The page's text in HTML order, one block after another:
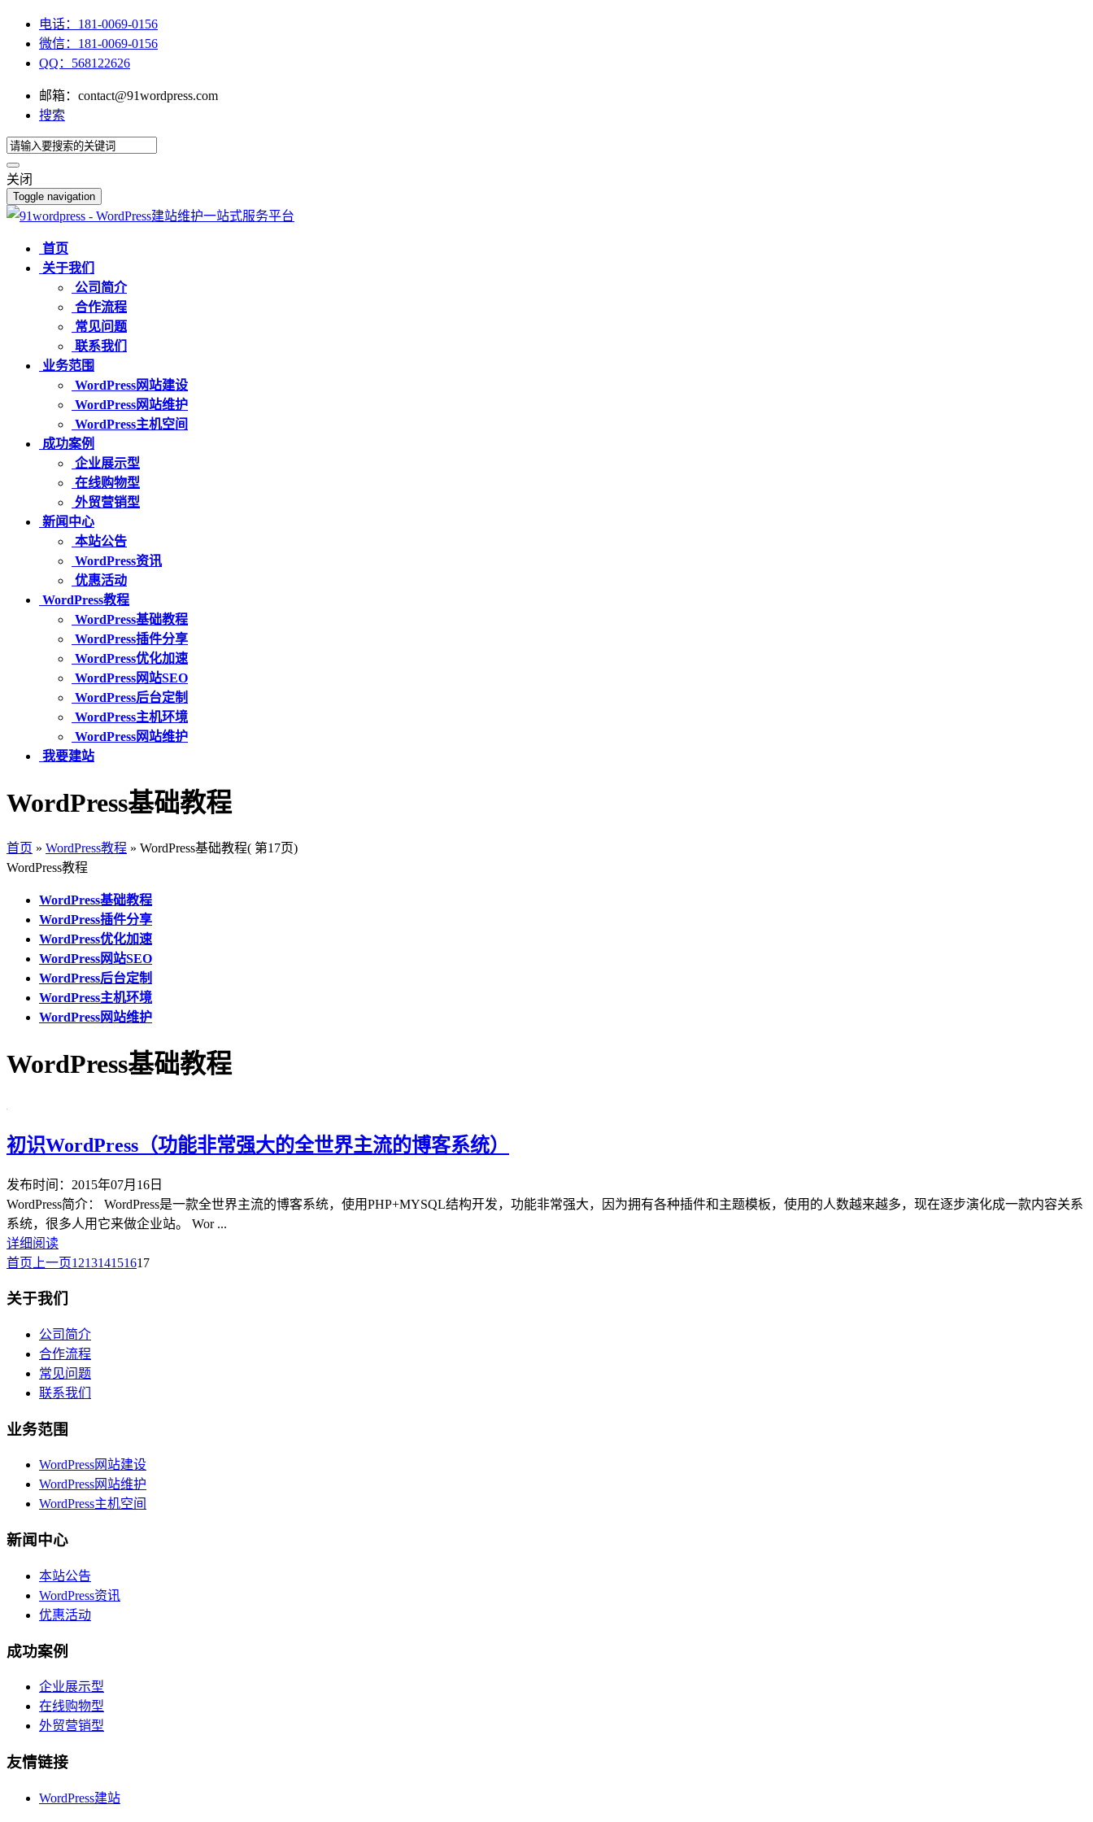
电话：181-0069-0156
微信：181-0069-0156
QQ：568122626
邮箱：contact@91wordpress.com
搜索
关闭
Toggle navigation
首页
关于我们
公司简介
合作流程
常见问题
联系我们
业务范围
WordPress网站建设
WordPress网站维护
WordPress主机空间
成功案例
企业展示型
在线购物型
外贸营销型
新闻中心
本站公告
WordPress资讯
优惠活动
WordPress教程
WordPress基础教程
WordPress插件分享
WordPress优化加速
WordPress网站SEO
WordPress后台定制
WordPress主机环境
WordPress网站维护
我要建站
WordPress基础教程
首页 » WordPress教程 » WordPress基础教程( 第17页)
WordPress教程
WordPress基础教程
WordPress插件分享
WordPress优化加速
WordPress网站SEO
WordPress后台定制
WordPress主机环境
WordPress网站维护
WordPress基础教程
初识WordPress（功能非常强大的全世界主流的博客系统）
发布时间：2015年07月16日
WordPress简介： WordPress是一款全世界主流的博客系统，使用PHP+MYSQL结构开发，功能非常强大，因为拥有各种插件和主题模板，使用的人数越来越多，现在逐步演化成一款内容关系
系统，很多人用它来做企业站。 Wor ...
详细阅读
首页 上一页121314151617
关于我们
公司简介
合作流程
常见问题
联系我们
业务范围
WordPress网站建设
WordPress网站维护
WordPress主机空间
新闻中心
本站公告
WordPress资讯
优惠活动
成功案例
企业展示型
在线购物型
外贸营销型
友情链接
WordPress建站